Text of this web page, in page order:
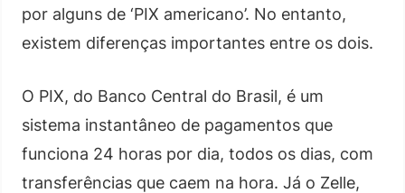
por alguns de ‘PIX americano’. No entanto,
existem diferenças importantes entre os dois.
O PIX, do Banco Central do Brasil, é um
sistema instantâneo de pagamentos que
funciona 24 horas por dia, todos os dias, com
transferências que caem na hora. Já o Zelle,